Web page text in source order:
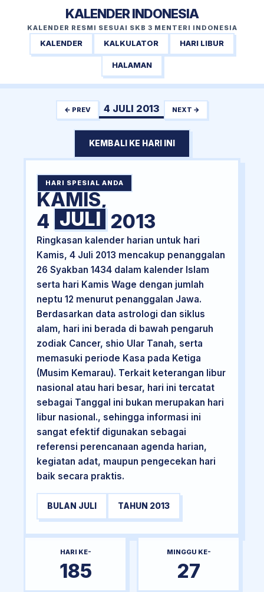
KALENDER INDONESIA
KALENDER RESMI SESUAI SKB 3 MENTERI INDONESIA
KALENDER KALKULATOR HARI LIBUR
HALAMAN
← PREV 4 JULI 2013 NEXT →
KEMBALI KE HARI INI
HARI SPESIAL ANDA
KAMIS,
4 JULI 2013
Ringkasan kalender harian untuk hari
Kamis, 4 Juli 2013 mencakup penanggalan
26 Syakban 1434 dalam kalender Islam
serta hari Kamis Wage dengan jumlah
neptu 12 menurut penanggalan Jawa.
Berdasarkan data astrologi dan siklus
alam, hari ini berada di bawah pengaruh
zodiak Cancer, shio Ular Tanah, serta
memasuki periode Kasa pada Ketiga
(Musim Kemarau). Terkait keterangan libur
nasional atau hari besar, hari ini tercatat
sebagai Tanggal ini bukan merupakan hari
libur nasional., sehingga informasi ini
sangat efektif digunakan sebagai
referensi perencanaan agenda harian,
kegiatan adat, maupun pengecekan hari
baik secara praktis.
BULAN JULI TAHUN 2013
HARI KE-
185
MINGGU KE-
27